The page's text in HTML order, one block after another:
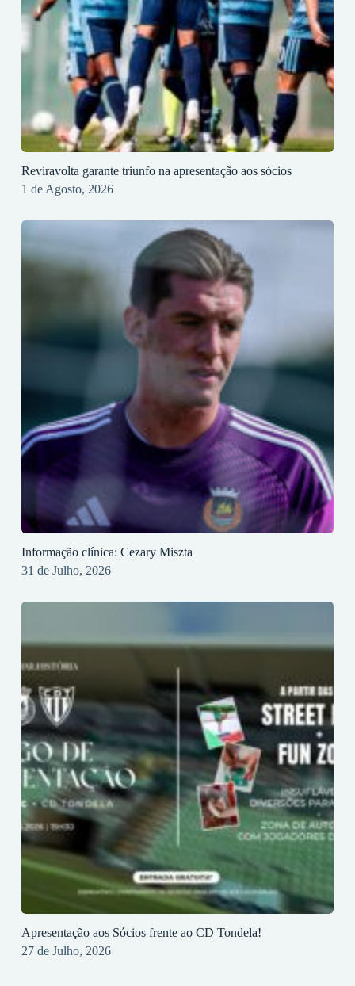
Reviravolta garante triunfo na apresentação aos sócios
1 de Agosto, 2026
Informação clínica: Cezary Miszta
31 de Julho, 2026
Apresentação aos Sócios frente ao CD Tondela!
27 de Julho, 2026